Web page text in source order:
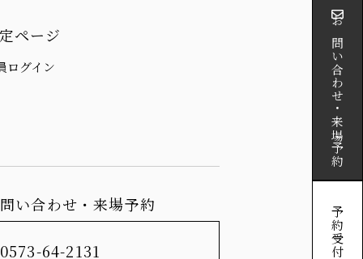
ページ
ログイン
い合わせ・来場予約
0573-64-2131
お問い合わせ・来場予約